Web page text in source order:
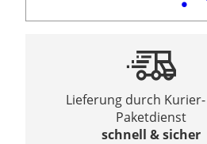
Lieferung durch
Paketdienst
schnell & sicher